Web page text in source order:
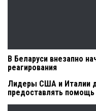
В Беларуси внезапно
реагирования
Лидеры США и Италии
предоставлять помощь